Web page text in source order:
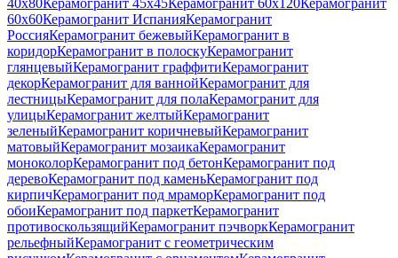
40x80Керамогранит 45x45Керамогранит 60x120Керамогранит
60x60Керамогранит ИспанияКерамогранит
РоссияКерамогранит бежевыйКерамогранит в
коридорКерамогранит в полоскуКерамогранит
глянцевыйКерамогранит граффитиКерамогранит
декорКерамогранит для ваннойКерамогранит для
лестницыКерамогранит для полаКерамогранит для
улицыКерамогранит желтыйКерамогранит
зеленыйКерамогранит коричневыйКерамогранит
матовыйКерамогранит мозаикаКерамогранит
моноколорКерамогранит под бетонКерамогранит под
деревоКерамогранит под каменьКерамогранит под
кирпичКерамогранит под мраморКерамогранит под
обоиКерамогранит под паркетКерамогранит
противоскользящийКерамогранит пэчворкКерамогранит
рельефныйКерамогранит с геометрическим